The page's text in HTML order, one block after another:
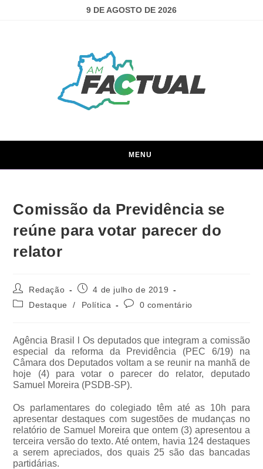
9 DE AGOSTO DE 2026
MENU
Comissão da Previdência se
reúne para votar parecer do
relator
Redação
4 de julho de 2019
Destaque
/ Política 0 comentário
Agência Brasil l Os deputados que integram a comissão
especial da reforma da Previdência (PEC 6/19) na
Câmara dos Deputados voltam a se reunir na manhã de
hoje (4) para votar o parecer do relator, deputado
Samuel Moreira (PSDB-SP).
Os parlamentares do colegiado têm até as 10h para
apresentar destaques com sugestões de mudanças no
relatório de Samuel Moreira que ontem (3) apresentou a
terceira versão do texto. Até ontem, havia 124 destaques
a serem apreciados, dos quais 25 são das bancadas
partidárias.